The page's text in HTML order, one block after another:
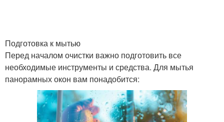
Подготовка к мытью
Перед началом очистки важно подготовить все
необходимые инструменты и средства. Для мытья
панорамных окон вам понадобится: